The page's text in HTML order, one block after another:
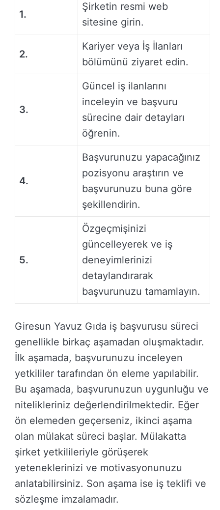
1.
Şirketin resmi web
sitesine girin.
2.
Kariyer veya İş İlanları
bölümünü ziyaret edin.
3.
Güncel iş ilanlarını
inceleyin ve başvuru
sürecine dair detayları
öğrenin.
4.
Başvurunuzu yapacağınız
pozisyonu araştırın ve
başvurunuzu buna göre
şekillendirin.
5.
Özgeçmişinizi
güncelleyerek ve iş
deneyimlerinizi
detaylandırarak
başvurunuzu tamamlayın.
Giresun Yavuz Gıda iş başvurusu süreci
genellikle birkaç aşamadan oluşmaktadır.
İlk aşamada, başvurunuzu inceleyen
yetkililer tarafından ön eleme yapılabilir.
Bu aşamada, başvurunuzun uygunluğu ve
nitelikleriniz değerlendirilmektedir. Eğer
ön elemeden geçerseniz, ikinci aşama
olan mülakat süreci başlar. Mülakatta
şirket yetkilileriyle görüşerek
yeteneklerinizi ve motivasyonunuzu
anlatabilirsiniz. Son aşama ise iş teklifi ve
sözleşme imzalamadır.